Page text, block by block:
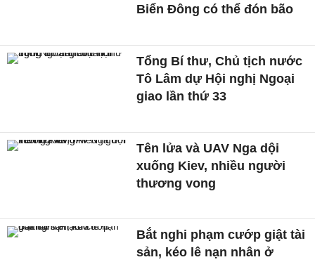
Biển Đông có thể đón bão
Tổng Bí thư, Chủ tịch nước
Tô Lâm dự Hội nghị Ngoại
giao lần thứ 33
Tên lửa và UAV Nga dội
xuống Kiev, nhiều người
thương vong
Bắt nghi phạm cướp giật tài
sản, kéo lê nạn nhân ở